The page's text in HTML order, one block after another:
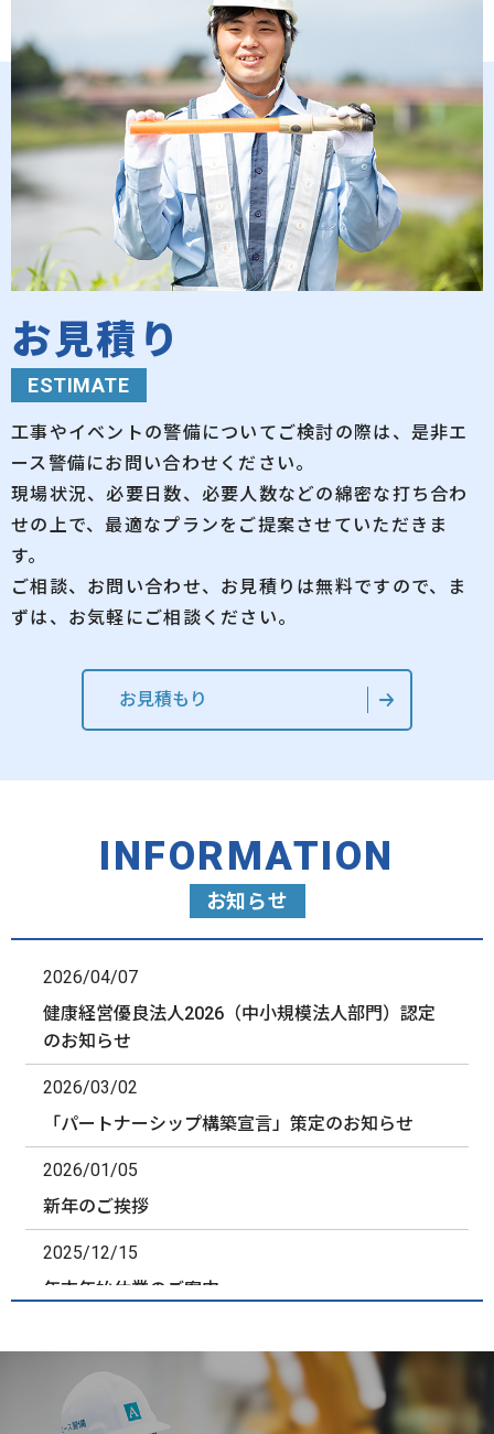
お見積り
ESTIMATE
工事やイベントの警備についてご検討の際は、是非エ
ース警備にお問い合わせください。
現場状況、必要日数、必要人数などの綿密な打ち合わ
せの上で、最適なプランをご提案させていただきま
す。
ご相談、お問い合わせ、お見積りは無料ですので、ま
ずは、お気軽にご相談ください。
お見積もり
INFORMATION
お知らせ
2026/04/07
健康経営優良法人2026（中小規模法人部門）認定
のお知らせ
2026/03/02
「パートナーシップ構築宣言」策定のお知らせ
2026/01/05
新年のご挨拶
2025/12/15
年末年始休業のご案内
株式会社straya「くもかん」代理店業務開始のご案